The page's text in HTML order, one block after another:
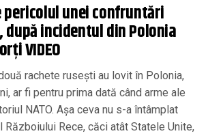
pericolul unei confruntări
după incidentul din Polonia
VIDEO
rachete rusești au lovit în Polonia,
ar fi pentru prima dată când arme ale
NATO. Așa ceva nu s-a întâmplat
Războiului Rece, căci atât Statele Unite,